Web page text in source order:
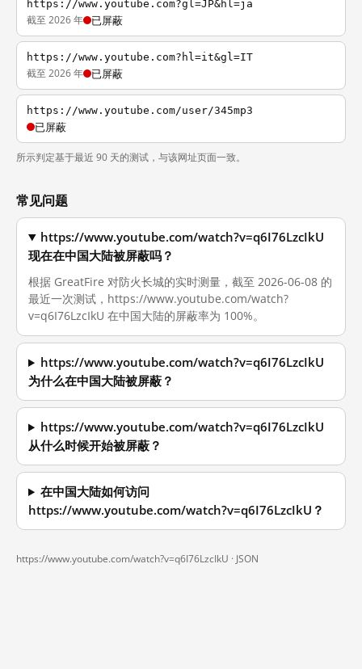
https://www.youtube.com?gl=JP&hl=ja
截至 2026 年 已屏蔽
https://www.youtube.com?hl=it&gl=IT
截至 2026 年 已屏蔽
https://www.youtube.com/user/345mp3
已屏蔽
所示判定基于最近 90 天的测试，与该网址页面一致。
常见问题
https://www.youtube.com/watch?v=q6I76LzcIkU
现在在中国大陆被屏蔽吗？
根据 GreatFire 对防火长城的实时测量，截至 2026-06-08 的
最近一次测试，https://www.youtube.com/watch?
v=q6I76LzcIkU 在中国大陆的屏蔽率为 100%。
https://www.youtube.com/watch?v=q6I76LzcIkU
为什么在中国大陆被屏蔽？
https://www.youtube.com/watch?v=q6I76LzcIkU
从什么时候开始被屏蔽？
在中国大陆如何访问
https://www.youtube.com/watch?v=q6I76LzcIkU？
https://www.youtube.com/watch?v=q6I76LzcIkU · JSON